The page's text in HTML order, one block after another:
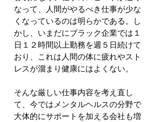
なって、人間がやるべき仕事が少な
くなっているのは明らかである。し
かし、いまだにブラック企業では１
日１２時間以上勤務を週５日続けて
おり、これは人間の体に疲れやスト
レスが溜まり健康にはよくない。
そんな厳しい仕事内容を考え直し
て、今ではメンタルヘルスの分野で
大体的にサポートを加える会社も増